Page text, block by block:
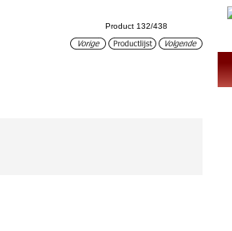
Product 132/438